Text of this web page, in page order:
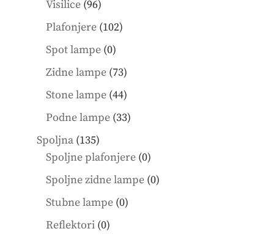
Visilice 9696
products
Plafonjere 102102
Spot lampe 00
products
Zidne lampe 7373
products
Stone lampe 4444
products
Podne lampe 3333
Spoljna 135135
products
Spoljne plafonjere 00
products
Spoljne zidne lampe 00
Stubne lampe 00
Reflektori 00